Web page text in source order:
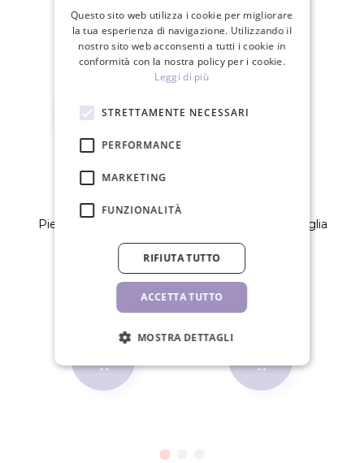
Pietra di giada per colla
2,60 €
PZ
Gel per rimozione ciglia
10,00 €
Questo sito web utilizza i cookie per migliorare
la tua esperienza di navigazione. Utilizzando il
nostro sito web acconsenti a tutti i cookie in
conformità con la nostra policy per i cookie.
Leggi di più
STRETTAMENTE NECESSARI
PERFORMANCE
MARKETING
FUNZIONALITÀ
ACCETTA TUTTO
RIFIUTA TUTTO
MOSTRA DETTAGLI